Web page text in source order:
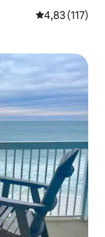
Prosječna
4,83 (117)